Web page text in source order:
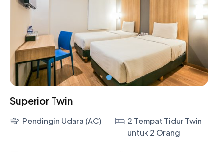
Superior Twin
Pendingin Udara (AC)
2 Tempat Tidur Twin
untuk 2 Orang